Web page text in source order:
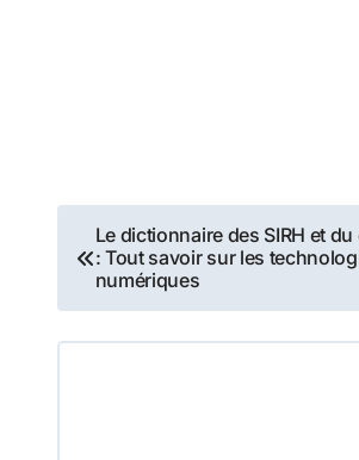
Navigation
de
l’article
Le dictionnaire des SIRH et du
: Tout savoir sur les
numériques